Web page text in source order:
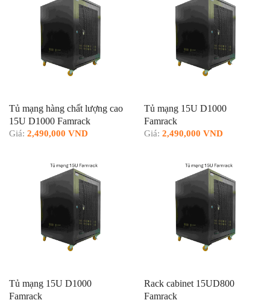
Tủ mạng hàng chất lượng cao
15U D1000 Famrack
Giá: 2,490,000 VND
Tủ mạng 15U D1000
Famrack
Giá: 2,490,000 VND
Tủ mạng 15U D1000
Famrack
Rack cabinet 15UD800
Famrack